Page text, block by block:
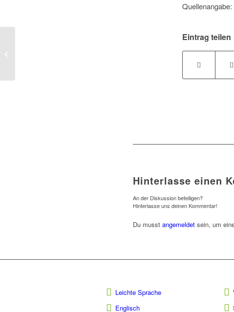
Eintrag teilen
Hinterlasse einen
An der Diskussion beteiligen?
Hinterlasse uns deinen Kommentar!
Du musst angemeldet sein, um
Leichte Sprache
Englisch